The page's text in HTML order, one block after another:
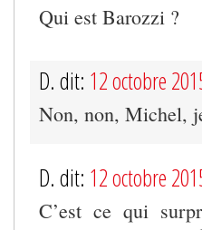
Qui est Barozzi ?
D. dit: 12 octobre
Non, non, Michel,
D. dit: 12 octobre
C’est ce qui